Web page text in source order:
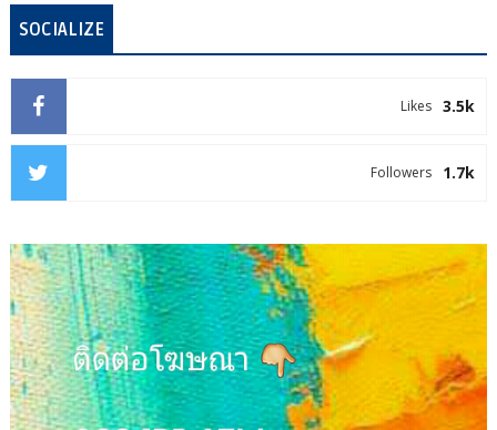
SOCIALIZE
3.5k
Likes
1.7k
Followers